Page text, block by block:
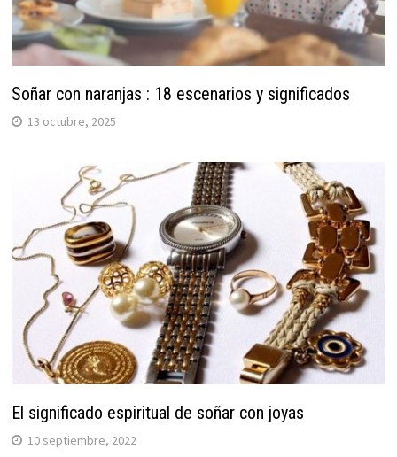
Soñar con naranjas : 18 escenarios y significados
13 octubre, 2025
El significado espiritual de soñar con joyas
10 septiembre, 2022